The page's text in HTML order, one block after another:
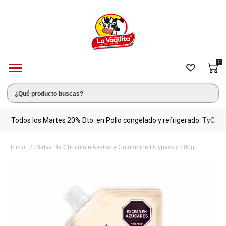
0
Todos los Martes 20% Dto. en Pollo congelado y refrigerado. TyC
Inicio Salsa De Chocolate Avellana Colombina Doypack x 200gr